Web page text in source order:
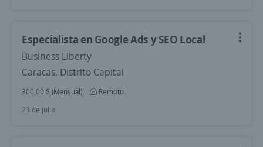
Especialista en Google Ads y SEO Local
Business Liberty
Caracas, Distrito Capital
300,00 $ (Mensual)
Remoto
23 de julio